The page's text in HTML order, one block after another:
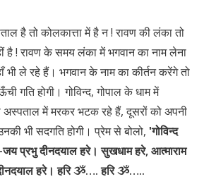
है तो कोलकात्ता में है न ! रावण की लंका तो
है ! रावण के समय लंका में भगवान का नाम लेना
भी ले रहे हैं। भगवान के नाम का कीर्तन करेंगे तो
गति होगी। गोविन्द, गोपाल के धाम में
अस्पताल में मरकर भटक रहे हैं, दूसरों को अपनी
भी सदगति होगी। प्रेम से बोलो, ʹगोविन्द
प्रभु दीनदयाल हरे। सुखधाम हरे, आत्माराम
हरे। हरिૐ…. हरिૐ…..